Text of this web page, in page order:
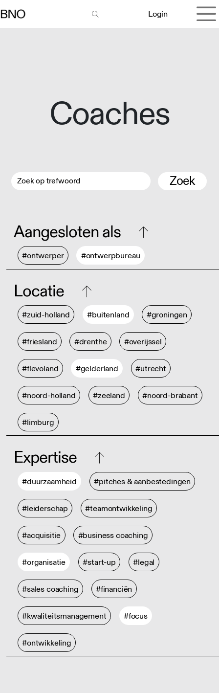
Login
Coaches
Zoek
Aangesloten als
#ontwerper #ontwerpbureau
Locatie
#zuid-holland #buitenland #groningen
#friesland #drenthe #overijssel
#flevoland #gelderland #utrecht
#noord-holland #zeeland #noord-brabant
#limburg
Expertise
#duurzaamheid #pitches & aanbestedingen
#leiderschap #teamontwikkeling
#acquisitie #business coaching
#organisatie #start-up #legal
#sales coaching #financiën
#kwaliteitsmanagement #focus
#ontwikkeling